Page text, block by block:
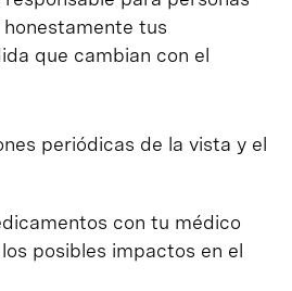
tus
que cambian con el
periódicas de la vista y el
con tu médico
posibles impactos en el